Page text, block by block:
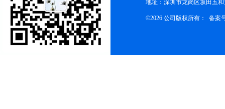
地址：深圳市龙岗区坂田五
©2026 公司版权所有： 备案